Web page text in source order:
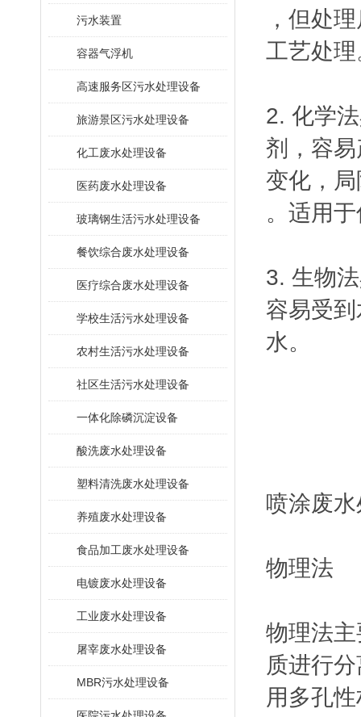
污水装置
容器气浮机
高速服务区污水处理设备
旅游景区污水处理设备
化工废水处理设备
医药废水处理设备
玻璃钢生活污水处理设备
餐饮综合废水处理设备
医疗综合废水处理设备
学校生活污水处理设备
农村生活污水处理设备
社区生活污水处理设备
一体化除磷沉淀设备
酸洗废水处理设备
塑料清洗废水处理设备
养殖废水处理设备
食品加工废水处理设备
电镀废水处理设备
工业废水处理设备
屠宰废水处理设备
MBR污水处理设备
，但处
工艺处理
2. 化学
剂，容
变化，
。适用
3. 生物
容易受
水。
喷涂废
物理法
物理法
质进行
用多孔